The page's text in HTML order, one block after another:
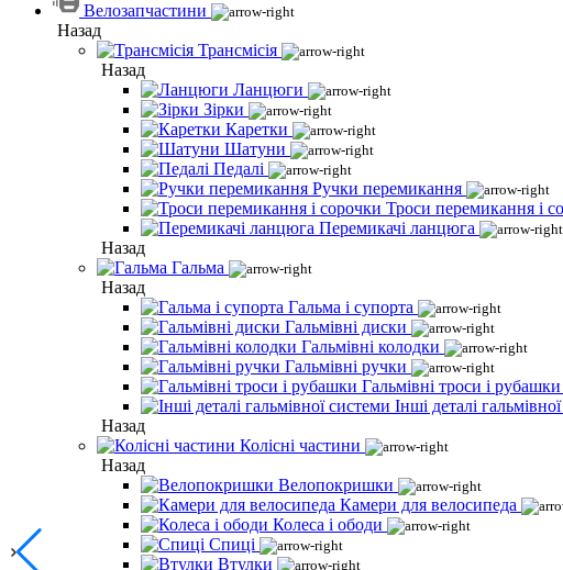
Велозапчастини
Назад
Трансмісія
Назад
Ланцюги
Зірки
Каретки
Шатуни
Педалі
Ручки перемикання
Троси перемикання і
Перемикачі ланцюга
Назад
Гальма
Назад
Гальма і супорта
Гальмівні диски
Гальмівні колодки
Гальмівні ручки
Гальмівні троси і рубашки
Інші деталі
Назад
Колісні частини
Назад
Велопокришки
Камери для велосипеда
Колеса і ободи
Спиці
Втулки